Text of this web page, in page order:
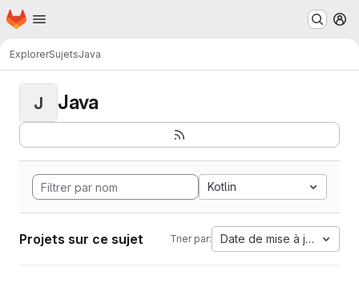
Passer au contenu principal
Page d'accueil
ExplorerSujetsJava
J Java
Kotlin
Projets sur ce sujet Trier par: Date de mise à jour